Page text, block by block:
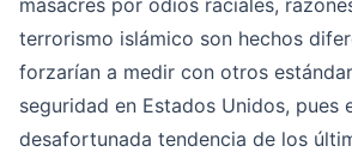
masacres por odios raciales,
terrorismo islámico son hechos
forzarían a medir con otros
seguridad en Estados Unidos, pues
desafortunada tendencia de los